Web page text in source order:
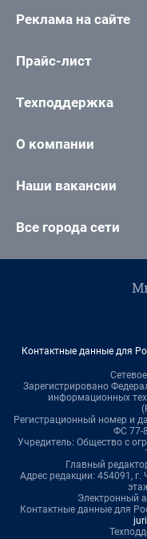
Реклама на сайте
Прайс-лист
Техподдержка
О компании
Наши вакансии
Все города сети
Контактные данные для
Зарегистрировано
информационных
Регистрационный номер и
ФС 77-
Учредитель: Общество с
Главный
Адрес редакции: 454091, г.
Электронный
Контактные данные для